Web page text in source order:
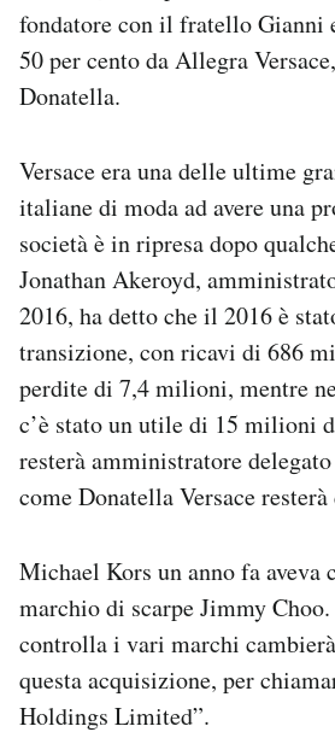
fondatore con il fratello Gianni
50 per cento da Allegra
Donatella.
Versace era una delle ultime
italiane di moda ad avere una
società è in ripresa dopo
Jonathan Akeroyd,
2016, ha detto che il 2016 è
transizione, con ricavi di 686
perdite di 7,4 milioni, mentre
c’è stato un utile di 15 milioni
resterà amministratore
come Donatella Versace
Michael Kors un anno fa aveva
marchio di scarpe Jimmy
controlla i vari marchi
questa acquisizione, per
Holdings Limited”.